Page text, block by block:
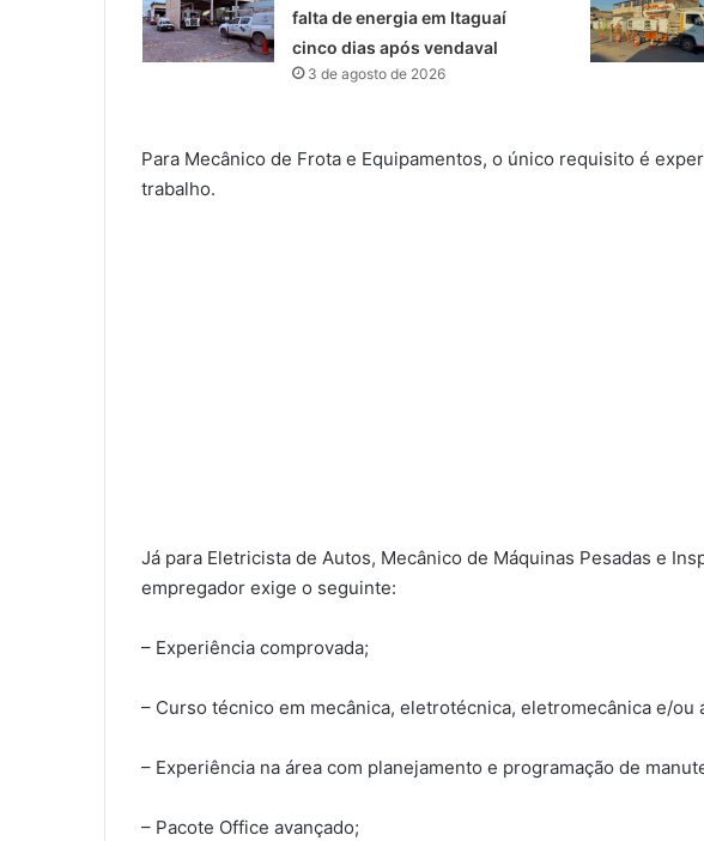
falta de energia em Itaguaí
cinco dias após vendaval
3 de agosto de 2026
Para Mecânico de Frota e Equipamentos, o único requisito é
trabalho.
Já para Eletricista de Autos, Mecânico de Máquinas Pesadas e
empregador exige o seguinte:
– Experiência comprovada;
– Curso técnico em mecânica, eletrotécnica, eletromecânica e/ou
– Experiência na área com planejamento e programação de
– Pacote Office avançado;